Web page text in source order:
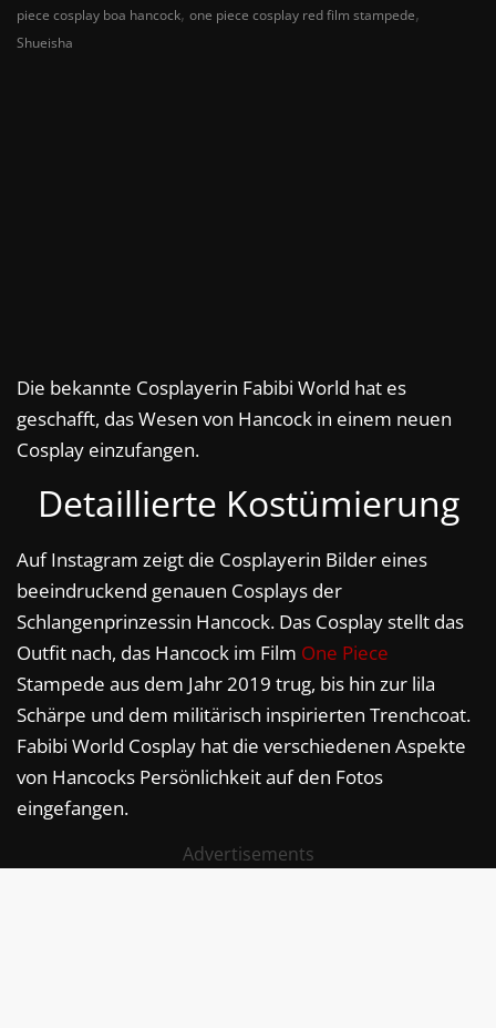
piece cosplay boa hancock, one piece cosplay red film stampede,
Shueisha
Die bekannte Cosplayerin Fabibi World hat es
geschafft, das Wesen von Hancock in einem neuen
Cosplay einzufangen.
Detaillierte Kostümierung
Auf Instagram zeigt die Cosplayerin Bilder eines
beeindruckend genauen Cosplays der
Schlangenprinzessin Hancock. Das Cosplay stellt das
Outfit nach, das Hancock im Film One Piece
Stampede aus dem Jahr 2019 trug, bis hin zur lila
Schärpe und dem militärisch inspirierten Trenchcoat.
Fabibi World Cosplay hat die verschiedenen Aspekte
von Hancocks Persönlichkeit auf den Fotos
eingefangen.
Advertisements